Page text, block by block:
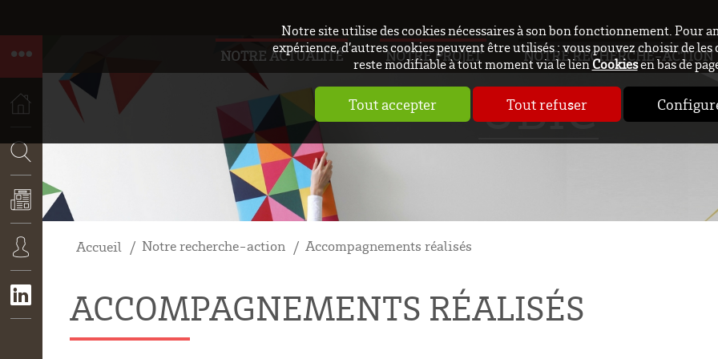
Notre site utilise des cookies nécessaires à son bon fonctionnement. Pour
expérience, d’autres cookies peuvent être utilisés : vous pouvez choisir de les
reste modifiable à tout moment via le lienCookiesen bas de
Tout accepter Tout refuser
ACCUEIL
RECHERCHE
ACTUALITÉS
CONNEXION
NOTRE ACTUALITÉ NOTRE PROJET NOTRE RECHERCHE-ACTION
UBIC
Accueil Notre recherche-action Accompagnements réalisés
ACCOMPAGNEMENTS RÉALISÉS